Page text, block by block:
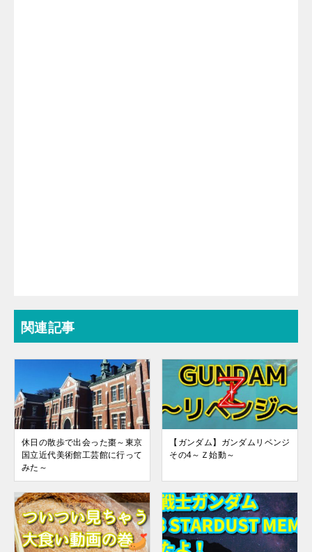
関連記事
休日の散歩で出会った棗～東京
国立近代美術館工芸館に行って
みた～
【ガンダム】ガンダムリベンジ
その4～Ｚ始動～